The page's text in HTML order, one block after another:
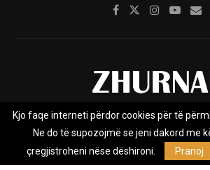
Rreth nesh Impresumi
Privacy Policy
Zhurnal.mk është Agjenci e Lajmeve e
Kjo faqe interneti përdor cookies për të
Ne do të supozojmë se jeni dakord me
çregjistroheni nëse dëshironi.
Pranoj